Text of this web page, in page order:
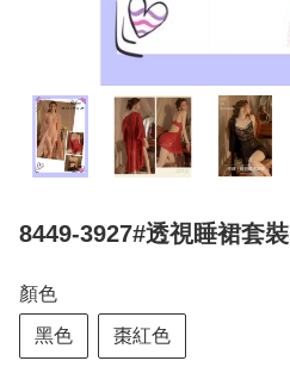
8449-3927#透視睡裙套裝
顏色
黑色 棗紅色